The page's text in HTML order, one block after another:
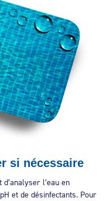
si nécessaire
l’eau en
et de désinfectants. Pour